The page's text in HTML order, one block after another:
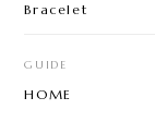
Bracelet
GUIDE
HOME